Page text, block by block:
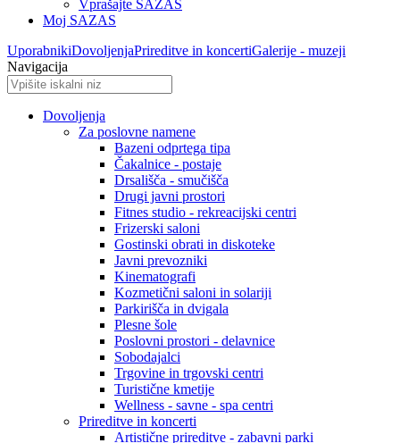
Vprašajte SAZAS
Moj SAZAS
UporabnikiDovoljenjaPrireditve in koncertiGalerije - muzeji
Navigacija
Dovoljenja
Za poslovne namene
Bazeni odprtega tipa
Čakalnice - postaje
Drsališča - smučišča
Drugi javni prostori
Fitnes studio - rekreacijski centri
Frizerski saloni
Gostinski obrati in diskoteke
Javni prevozniki
Kinematografi
Kozmetični saloni in solariji
Parkirišča in dvigala
Plesne šole
Poslovni prostori - delavnice
Sobodajalci
Trgovine in trgovski centri
Turistične kmetije
Wellness - savne - spa centri
Prireditve in koncerti
Artistične prireditve - zabavni parki